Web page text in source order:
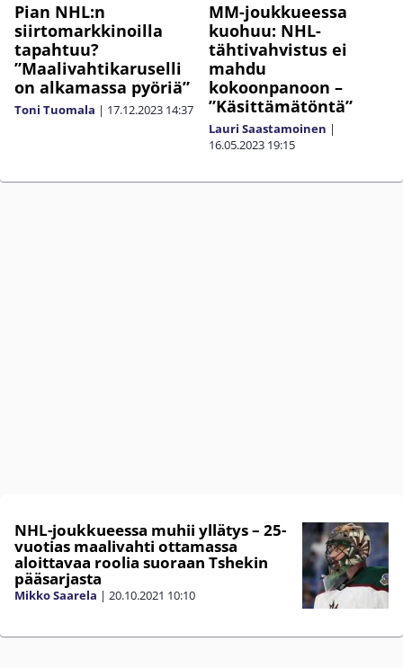
Pian NHL:n
siirtomarkkinoilla
tapahtuu?
”Maalivahtikaruselli
on alkamassa pyöriä”
Toni Tuomala | 17.12.2023 14:37
MM-joukkueessa
kuohuu: NHL-
tähtivahvistus ei
mahdu
kokoonpanoon –
”Käsittämätöntä”
Lauri Saastamoinen |
16.05.2023 19:15
NHL-joukkueessa muhii yllätys – 25-
vuotias maalivahti ottamassa
aloittavaa roolia suoraan Tshekin
pääsarjasta
Mikko Saarela | 20.10.2021 10:10